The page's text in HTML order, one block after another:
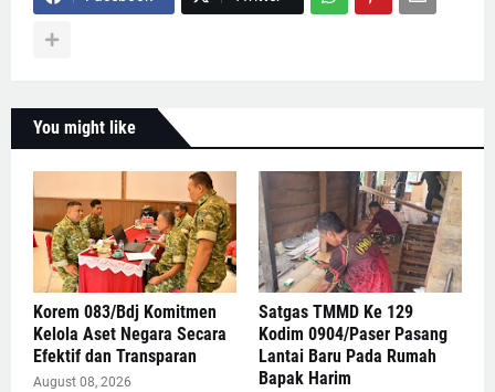
You might like
Korem 083/Bdj Komitmen
Kelola Aset Negara Secara
Efektif dan Transparan
August 08, 2026
Satgas TMMD Ke 129
Kodim 0904/Paser Pasang
Lantai Baru Pada Rumah
Bapak Harim